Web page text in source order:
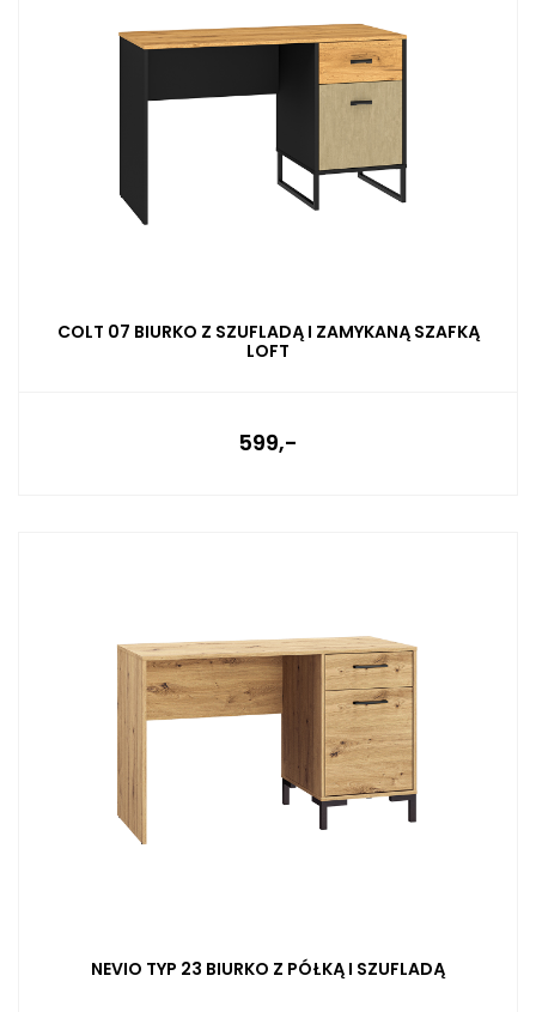
COLT 07 BIURKO Z SZUFLADĄ I ZAMYKANĄ SZAFKĄ
LOFT
599,-
NEVIO TYP 23 BIURKO Z PÓŁKĄ I SZUFLADĄ